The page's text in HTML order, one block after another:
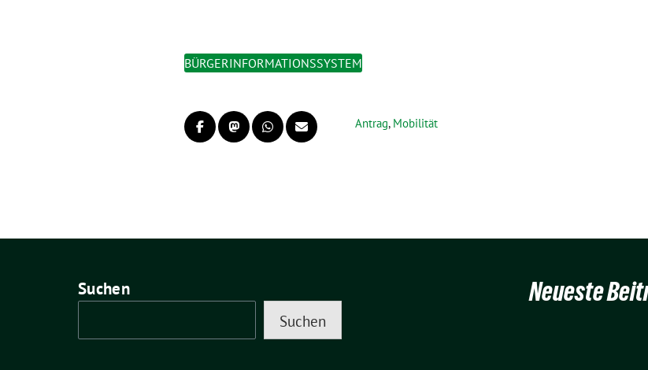
BÜRGERINFORMATIONSSYSTEM
Antrag, Mobilität
Suchen
Suchen
Neueste